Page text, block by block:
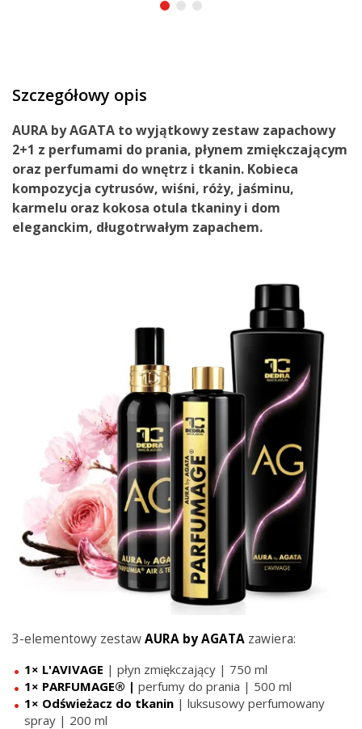
Szczegółowy opis
AURA by AGATA to wyjątkowy zestaw zapachowy
2+1 z perfumami do prania, płynem zmiękczającym
oraz perfumami do wnętrz i tkanin. Kobieca
kompozycja cytrusów, wiśni, róży, jaśminu,
karmelu oraz kokosa otula tkaniny i dom
eleganckim, długotrwałym zapachem.
3-elementowy zestawAURA by AGATA zawiera:
1× L'AVIVAGE | płyn zmiękczający | 750 ml
1× PARFUMAGE® | perfumy do prania | 500 ml
1× Odświeżacz do tkanin | luksusowy perfumowany
spray | 200 ml